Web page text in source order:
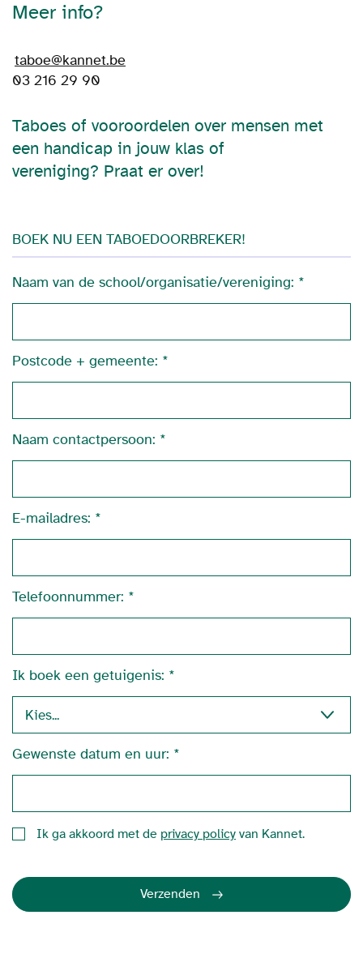
Meer info?
taboe@kannet.be
03 216 29 90
Taboes of vooroordelen over mensen met
een handicap in jouw klas of
vereniging? Praat er over!
BOEK NU EEN TABOEDOORBREKER!
Naam van de school/organisatie/vereniging:
Postcode + gemeente:
Naam contactpersoon:
E-mailadres:
Telefoonnummer:
Ik boek een getuigenis:
Gewenste datum en uur:
Ik ga akkoord met de privacy policy van Kannet.
Verzenden